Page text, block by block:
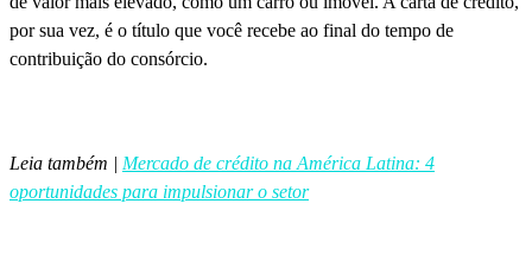
por sua vez, é o título que você recebe ao final do tempo de
contribuição do consórcio.
Leia também | Mercado de crédito na América Latina: 4
oportunidades para impulsionar o setor